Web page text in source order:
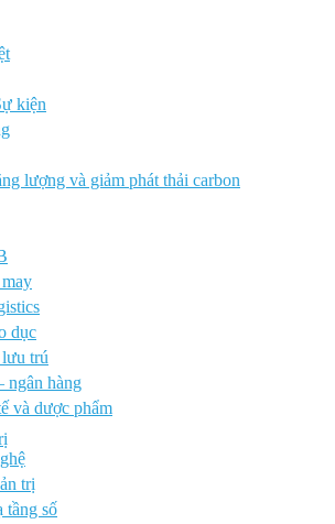
kiện
lượng và giảm phát thải carbon
dục
trú
ngân hàng
và dược phẩm
trị
tầng số